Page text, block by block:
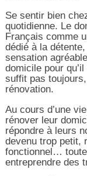
Se sentir bien
quotidienne. Le
Français comme
dédié à la
sensation
domicile pour
suffit pas
rénovation.
Au cours d’une
rénover leur
répondre à leurs
devenu trop petit,
fonctionnel…
entreprendre des